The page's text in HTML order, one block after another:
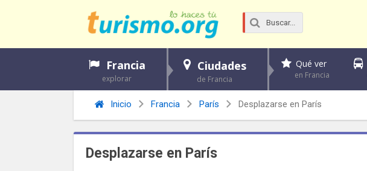
Francia
explorar
Ciudades
de Francia
Qué ver
en Francia
Inicio Francia París Desplazarse en París
Desplazarse en París